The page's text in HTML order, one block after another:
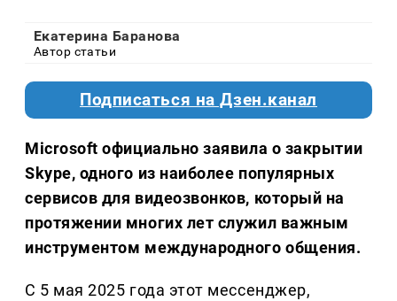
Екатерина Баранова
Автор статьи
Подписаться на Дзен.канал
Microsoft официально заявила о закрытии
Skype, одного из наиболее популярных
сервисов для видеозвонков, который на
протяжении многих лет служил важным
инструментом международного общения.
С 5 мая 2025 года этот мессенджер,